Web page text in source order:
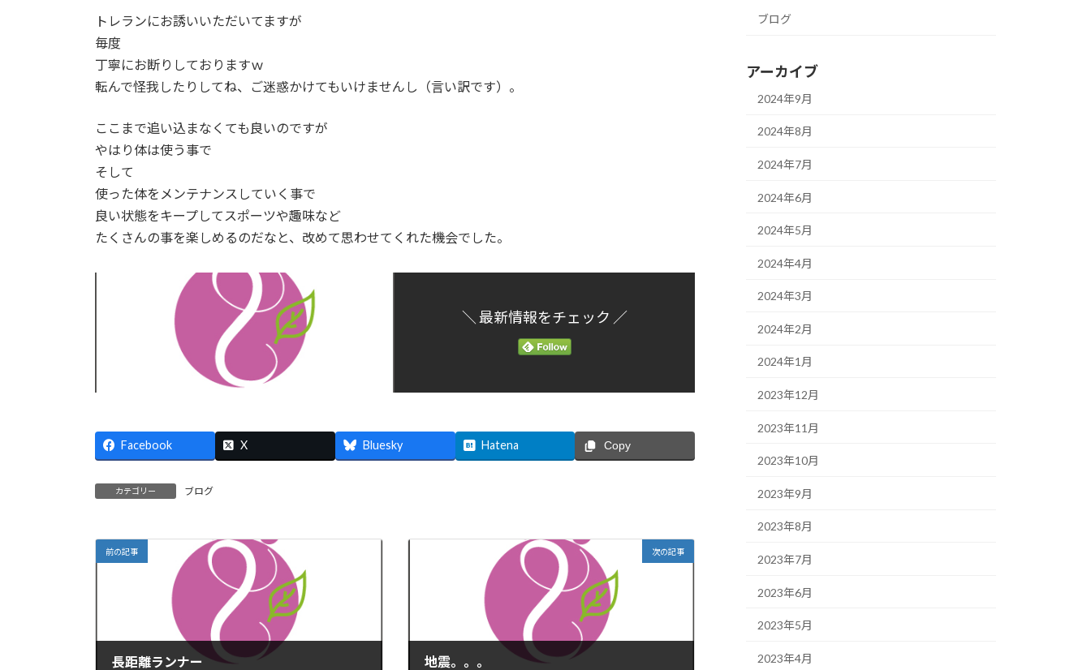
トレランにお誘いいただいてますが
毎度
丁寧にお断りしておりますｗ
転んで怪我したりしてね、ご迷惑かけてもいけませんし（言い訳です）。
ここまで追い込まなくても良いのですが
やはり体は使う事で
そして
使った体をメンテナンスしていく事で
良い状態をキープしてスポーツや趣味など
たくさんの事を楽しめるのだなと、改めて思わせてくれた機会でした。
＼ 最新情報をチェック ／
Facebook X Bluesky Hatena Copy
カテゴリー ブログ
前の記事
長距離ランナー
次の記事
地震。。。
ブログ
アーカイブ
2024年9月
2024年8月
2024年7月
2024年6月
2024年5月
2024年4月
2024年3月
2024年2月
2024年1月
2023年12月
2023年11月
2023年10月
2023年9月
2023年8月
2023年7月
2023年6月
2023年5月
2023年4月